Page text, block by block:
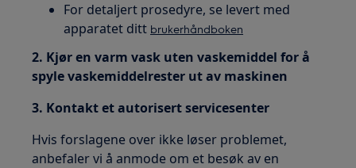
For detaljert prosedyre, se levert med
apparatet ditt brukerhåndboken
2. Kjør en varm vask uten vaskemiddel for å
spyle vaskemiddelrester ut av maskinen
3. Kontakt et autorisert servicesenter
Hvis forslagene over ikke løser problemet,
anbefaler vi å anmode om et besøk av en